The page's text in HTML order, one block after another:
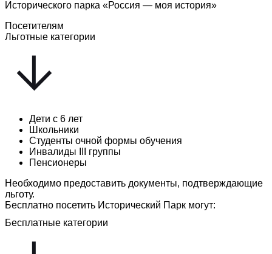
Исторического парка «Россия — моя история»
Посетителям
Льготные категории
Дети с 6 лет
Школьники
Студенты очной формы обучения
Инвалиды III группы
Пенсионеры
Необходимо предоставить документы, подтверждающие
льготу.
Бесплатно посетить Исторический Парк могут:
Бесплатные категории